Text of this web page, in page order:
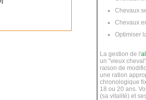
Chevaux
Chevaux
Optimiser
La gestion de l'
un "vieux
raison de
une ration
chronologique
18 ou 20 ans.
(sa vitalité) et